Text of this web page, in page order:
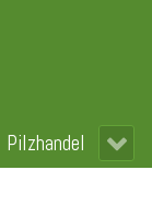
Pilzhandel